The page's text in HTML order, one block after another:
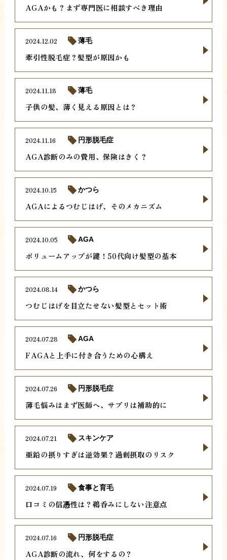
AGAかも？まず専門医に相談すべき理由
牽引性脱毛症？髪型が原因かも
2024.12.02 薄毛
子供の髪、薄く見える原因とは？
2024.11.18 薄毛
AGA診断のみの費用、保険はきく？
2024.11.16 円形脱毛症
AGAによるつむじはげ、そのメカニズム
2024.10.15 かつら
ボリュームアップが鍵！50代向け髪型の基本
2024.10.05 AGA
つむじはげを目立たせない髪型とセット術
2024.08.14 かつら
FAGAと上手に付き合うための心構え
2024.07.28 AGA
薄毛悩みはまず医師へ、サプリは補助的に
2024.07.26 円形脱毛症
亜鉛の摂りすぎは逆効果？過剰摂取のリスク
2024.07.21 スキンケア
口コミの信憑性は？鵜呑みにしない注意点
2024.07.19 食事と育毛
AGA診断の流れ、何をするの？
2024.07.16 円形脱毛症